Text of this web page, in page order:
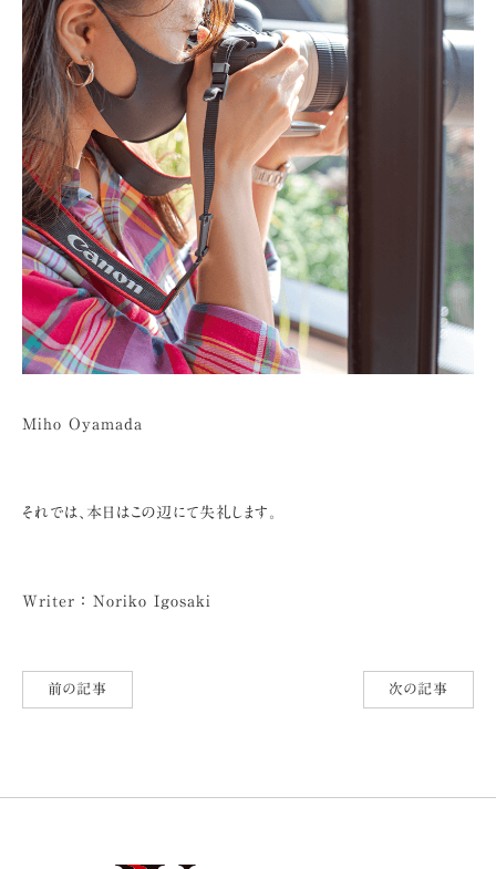
Miho Oyamada
それでは、本日はこの辺にて失礼します。
Writer ： Noriko Igosaki
前の記事 次の記事